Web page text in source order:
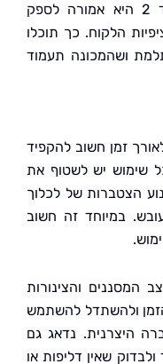
מדובר במכונה יד 2 היא אמורה לספק
כך תוכלו
תעמוד
חשוב להקפיד
יש לשטוף את
של לכלוך
זה חשוב
והצינורות
להשתמש
נדאג גם
דליפות או